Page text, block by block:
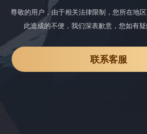
尊敬的用户，由于相关法律限制，您所在地
此造成的不便，我们深表歉意，您如有疑
联系客服